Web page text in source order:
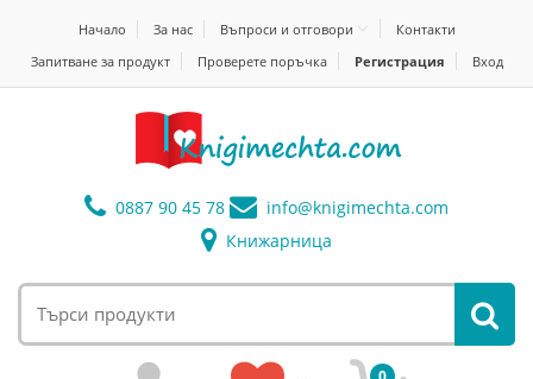
Начало За нас Въпроси и отговори
Контакти
Запитване за продукт
Проверете поръчка Регистрация Вход
0887 90 45 78 info@knigimechta.com
Книжарница